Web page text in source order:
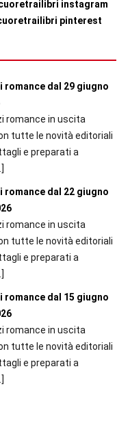
romance dal 29 giugno
romance in uscita
tutte le novità editoriali
e preparati a
romance dal 22 giugno
romance in uscita
tutte le novità editoriali
e preparati a
romance dal 15 giugno
romance in uscita
tutte le novità editoriali
e preparati a